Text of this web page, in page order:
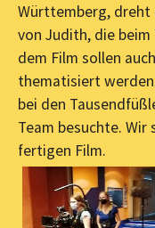
Württemberg, dreht
von Judith, die
dem Film sollen
thematisiert
bei den
Team besuchte.
fertigen Film.